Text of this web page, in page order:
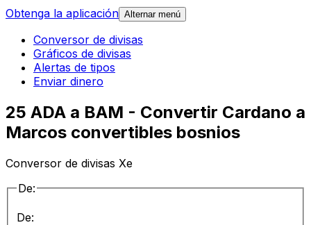
Obtenga la aplicación Alternar menú
Conversor de divisas
Gráficos de divisas
Alertas de tipos
Enviar dinero
25 ADA a BAM - Convertir Cardano a
Marcos convertibles bosnios
Conversor de divisas Xe
De:
De: